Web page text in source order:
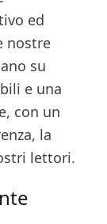
ed
nostre
su
e una
con un
la
lettori.